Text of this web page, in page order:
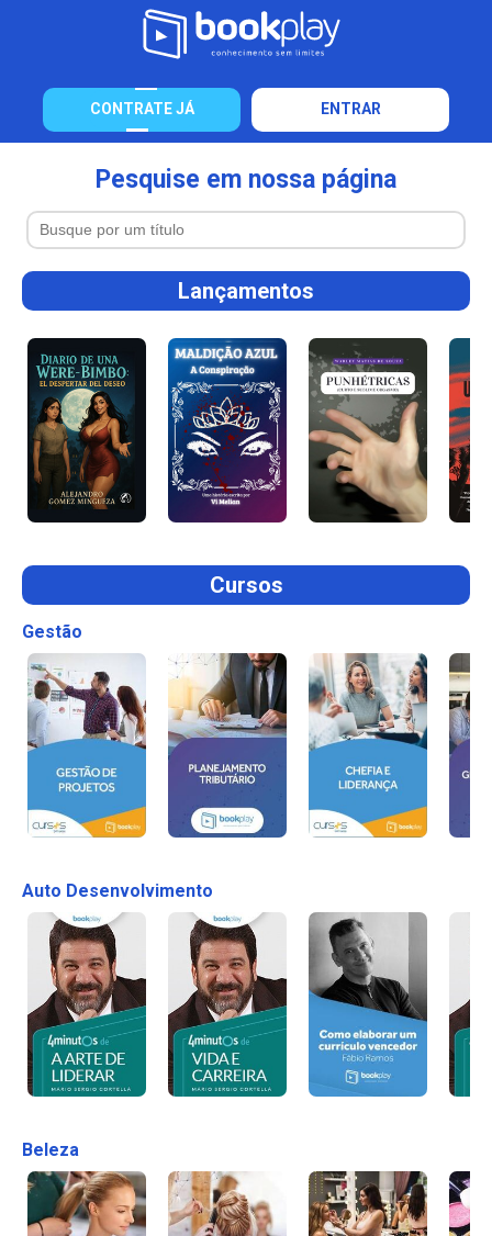
CONTRATE JÁ ENTRAR
Pesquise em nossa página
Lançamentos
Cursos
Gestão
Auto Desenvolvimento
Beleza